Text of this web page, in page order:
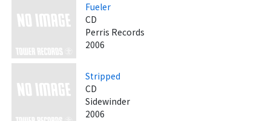
Fueler
CD
Perris Records
2006
Stripped
CD
Sidewinder
2006